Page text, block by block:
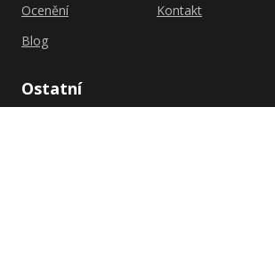
Ocenění
Blog
Kontakt
Ostatní